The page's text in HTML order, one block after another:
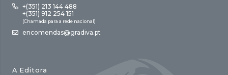
+(351) 213 144 488
+(351) 912 254 151
(Chamada para a rede nacional)
encomendas@gradiva.pt
A Editora